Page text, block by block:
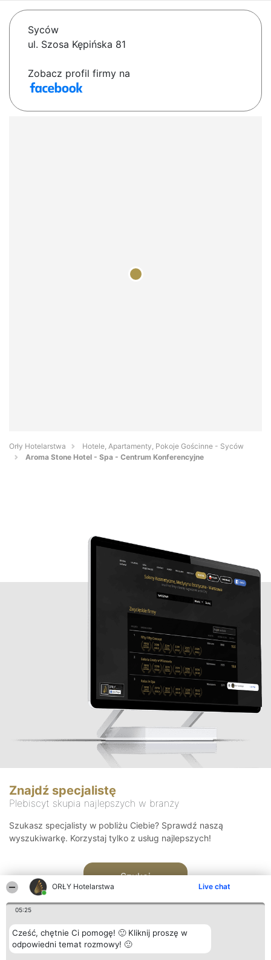
ORŁY Hotelarstwa Live chat
05:25
Cześć, chętnie Ci pomogę! 🙂 Kliknij proszę w
odpowiedni temat rozmowy! 🙂
Syców
ul. Szosa Kępińska 81
Zobacz profil firmy na
Orły Hotelarstwa
Hotele, Apartamenty, Pokoje Gościnne - Syców
Aroma Stone Hotel - Spa - Centrum Konferencyjne
Znajdź specjalistę
Plebiscyt skupia najlepszych w branży
Szukasz specjalisty w pobliżu Ciebie? Sprawdź naszą
wyszukiwarkę. Korzystaj tylko z usług najlepszych!
Szukaj